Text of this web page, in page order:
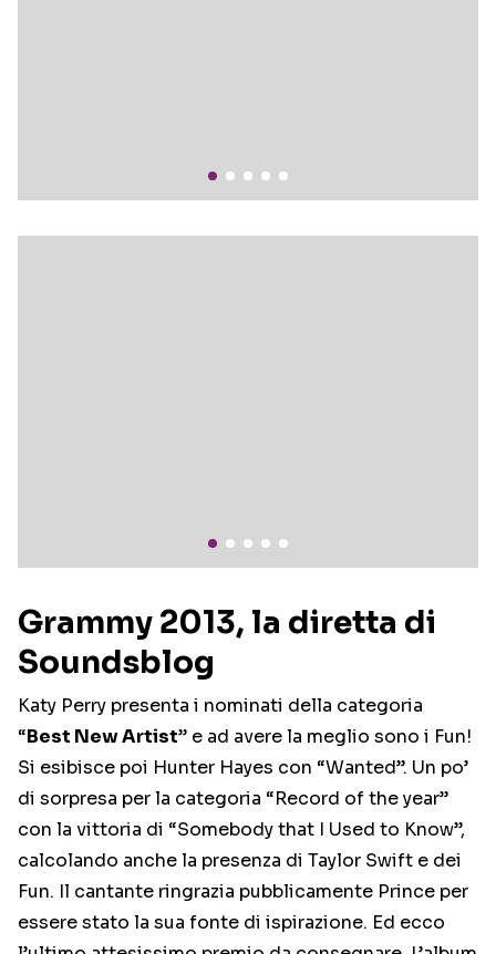
Grammy 2013, la diretta di
Soundsblog
Katy Perry presenta i nominati della categoria
“Best New Artist” e ad avere la meglio sono i Fun!
Si esibisce poi Hunter Hayes con “Wanted”. Un po’
di sorpresa per la categoria “Record of the year”
con la vittoria di “Somebody that I Used to Know”,
calcolando anche la presenza di Taylor Swift e dei
Fun. Il cantante ringrazia pubblicamente Prince per
essere stato la sua fonte di ispirazione. Ed ecco